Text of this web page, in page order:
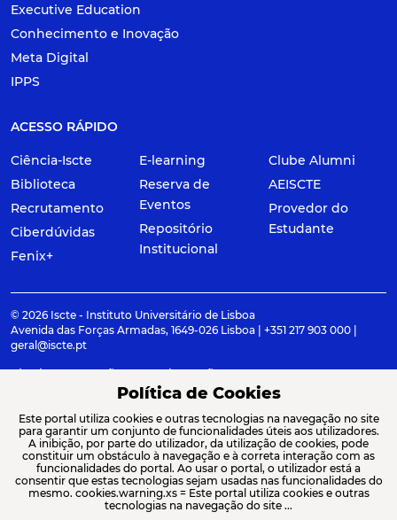
Executive Education
Conhecimento e Inovação
Meta Digital
IPPS
ACESSO RÁPIDO
Ciência-Iscte
Biblioteca
Recrutamento
Ciberdúvidas
Fenix+
E-learning
Reserva de
Eventos
Repositório
Institucional
Clube Alumni
AEISCTE
Provedor do
Estudante
© 2026 Iscte - Instituto Universitário de Lisboa
Avenida das Forças Armadas, 1649-026 Lisboa | +351 217 903 000 |
geral@iscte.pt
Elogios, Sugestões e Reclamações
Termos e condições
Canal de denúncia
ACREDITAÇÕES E ASSOCIAÇÕES
Política de Cookies
Este portal utiliza cookies e outras tecnologias na navegação no site
para garantir um conjunto de funcionalidades úteis aos utilizadores.
A inibição, por parte do utilizador, da utilização de cookies, pode
constituir um obstáculo à navegação e à correta interação com as
funcionalidades do portal. Ao usar o portal, o utilizador está a
consentir que estas tecnologias sejam usadas nas funcionalidades do
mesmo. cookies.warning.xs = Este portal utiliza cookies e outras
tecnologias na navegação do site ...